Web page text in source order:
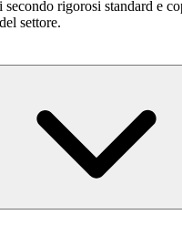
rigorosi standard e
settore.